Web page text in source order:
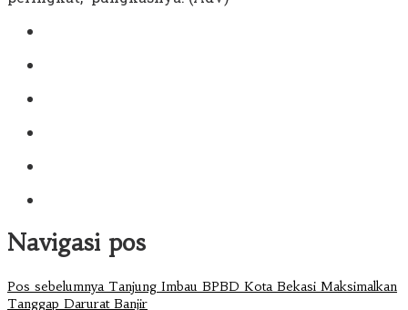
Navigasi pos
Pos sebelumnyaTanjung Imbau BPBD Kota Bekasi Maksimalkan
Tanggap Darurat Banjir